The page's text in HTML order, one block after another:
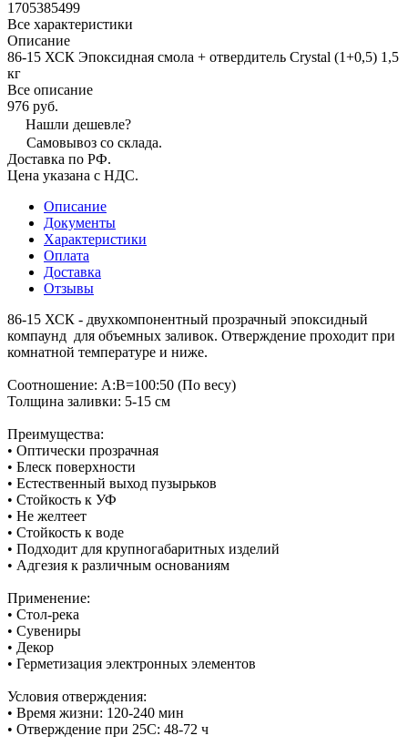
1705385499
Все характеристики
Описание
86-15 ХСК Эпоксидная смола + отвердитель Crystal (1+0,5) 1,5
кг
Все описание
976 руб.
Нашли дешевле?
Самовывоз со склада.
Доставка по РФ.
Цена указана с НДС.
Описание
Документы
Характеристики
Оплата
Доставка
Отзывы
86-15 ХСК - двухкомпонентный прозрачный эпоксидный
компаунд для объемных заливок. Отверждение проходит при
комнатной температуре и ниже.
Соотношение: А:В=100:50 (По весу)
Толщина заливки: 5-15 см
Преимущества:
• Оптически прозрачная
• Блеск поверхности
• Естественный выход пузырьков
• Стойкость к УФ
• Не желтеет
• Стойкость к воде
• Подходит для крупногабаритных изделий
• Адгезия к различным основаниям
Применение:
• Стол-река
• Сувениры
• Декор
• Герметизация электронных элементов
Условия отверждения:
• Время жизни: 120-240 мин
• Отверждение при 25С: 48-72 ч